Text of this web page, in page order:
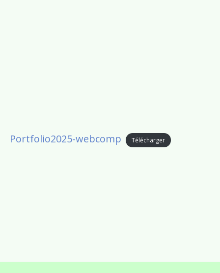
Portfolio2025-webcomp Télécharger